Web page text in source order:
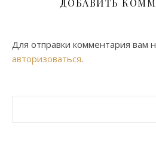
ДОБАВИТЬ
Для отправки комментария вам
авторизоваться.